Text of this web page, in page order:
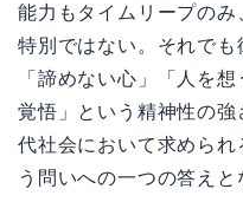
能力もタイムリープの
特別ではない。それでも
「諦めない心」「人を
覚悟」という精神性の
代社会において求めら
う問いへの一つの答えと